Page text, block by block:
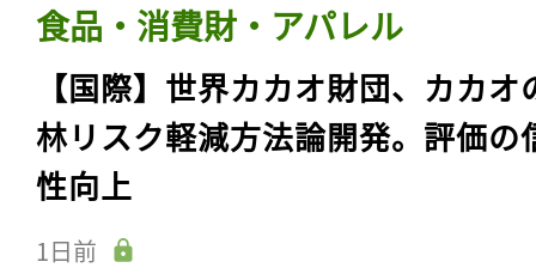
食品・消費財・アパレル
【国際】世界カカオ財団、カカオ
林リスク軽減方法論開発。評価の
性向上
1日前